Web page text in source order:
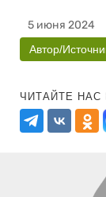
5 июня 2024
Автор/
ЧИТАЙТЕ НАС